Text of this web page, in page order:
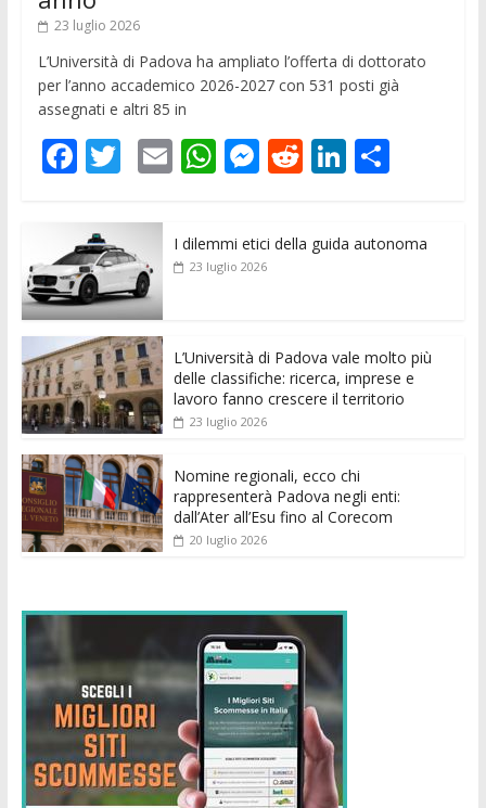
23 luglio 2026
L’Università di Padova ha ampliato l’offerta di dottorato
per l’anno accademico 2026-2027 con 531 posti già
assegnati e altri 85 in
F
e
b
o
o
k
T
itt
er
E
ai
l
W
s
p
M
ss
e
er
R
di
Li
e
C
di
I dilemmi etici della guida autonoma
23 luglio 2026
L’Università di Padova vale molto più
delle classifiche: ricerca, imprese e
lavoro fanno crescere il territorio
23 luglio 2026
Nomine regionali, ecco chi
rappresenterà Padova negli enti:
dall’Ater all’Esu fino al Corecom
20 luglio 2026